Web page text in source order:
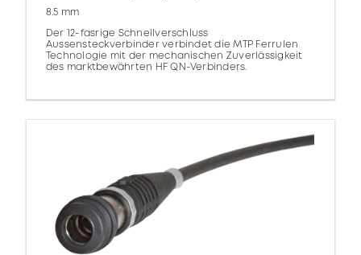
8.5 mm
Der 12-fasrige Schnellverschluss
Aussensteckverbinder verbindet die MTP Ferrulen
Technologie mit der mechanischen Zuverlässigkeit
des marktbewährten HF QN-Verbinders.